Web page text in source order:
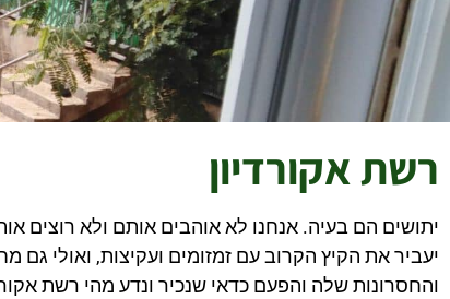
רשת אקורדיון
יתושים הם בעיה. אנחנו לא אוהבים אותם ולא רוצים
יעביר את הקיץ הקרוב עם זמזומים ועקיצות, ואולי
והחסרונות שלה והפעם כדאי שנכיר ונדע מהי רשת